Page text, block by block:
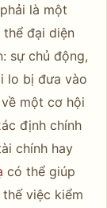
là một
thể đại diện
sự chủ động,
lo bị đưa vào
một cơ hội
định chính
chính hay
có thể giúp
việc kiểm